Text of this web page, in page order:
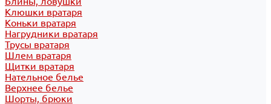
Клюшки вратаря
Коньки вратаря
Нагрудники вратаря
Трусы вратаря
Шлем вратаря
Щитки вратаря
Нательное белье
Верхнее белье
Шорты, брюки